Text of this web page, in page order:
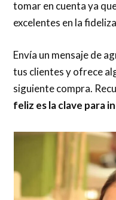
tomar en cuenta ya
excelentes en la
Envía un mensaje de
tus clientes y ofrece
siguiente compra.
feliz es la clave para